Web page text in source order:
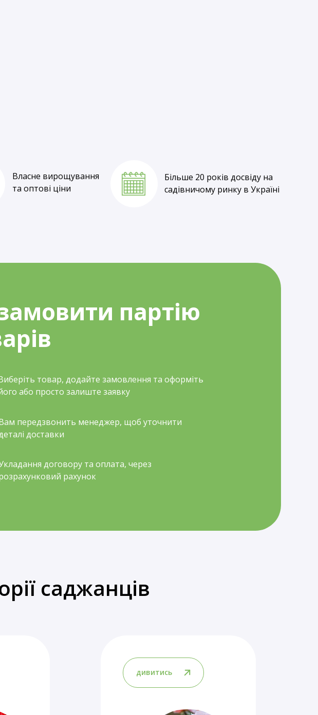
Власне вирощування
та оптові ціни
Більше 20 років досвіду на
садівничому ринку в Україні
партію
товар, додайте замовлення та оформіть
або просто залиште заявку
передзвонить менеджер, щоб уточнити
доставки
договору та оплата, через
рахунок
саджанців
дивитись